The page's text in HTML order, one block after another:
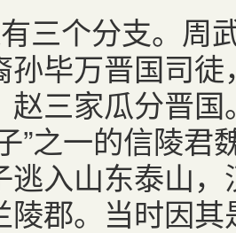
三个分支。周
孙毕万晋国司
赵三家瓜分晋
”之一的信陵
逃入山东泰山
陵郡。当时因